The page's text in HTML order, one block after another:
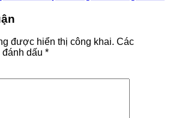
được hiển thị công khai. Các
dấu *